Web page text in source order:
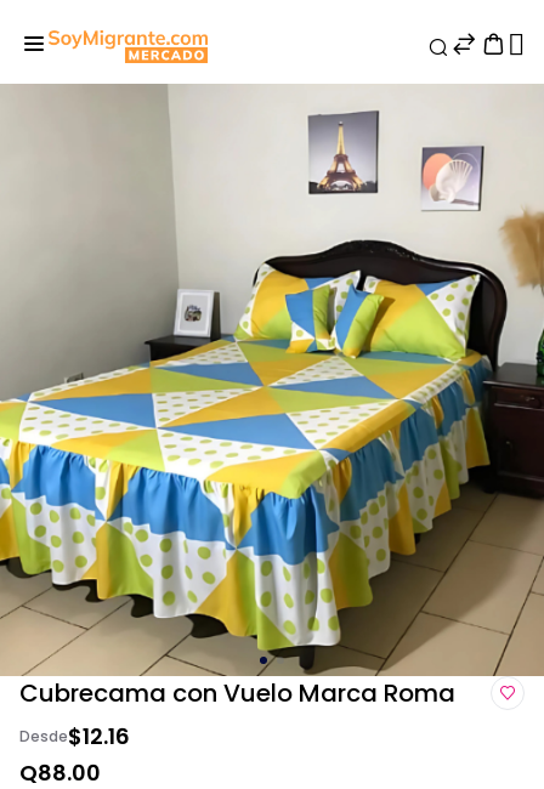
Cubrecama con Vuelo Marca Roma
Desde$12.16
Q88.00